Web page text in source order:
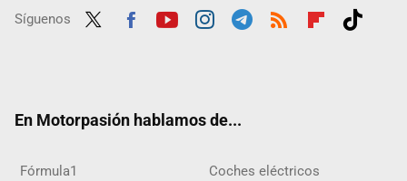
Síguenos
En Motorpasión hablamos de...
Fórmula1 Coches eléctricos